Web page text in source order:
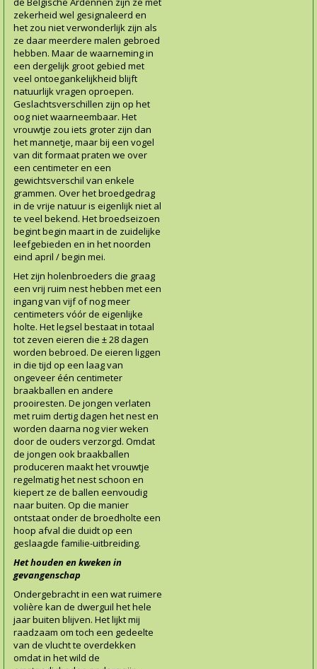
zekerheid wel gesignaleerd en
het zou niet verwonderlijk zijn als
ze daar meerdere malen gebroed
hebben. Maar de waarneming in
een dergelijk groot gebied met
veel ontoegankelijkheid blijft
natuurlijk vragen oproepen.
Geslachtsverschillen zijn op het
oog niet waarneembaar. Het
vrouwtje zou iets groter zijn dan
het mannetje, maar bij een vogel
van dit formaat praten we over
een centimeter en een
gewichtsverschil van enkele
grammen. Over het broedgedrag
in de vrije natuur is eigenlijk niet al
te veel bekend. Het broedseizoen
begint begin maart in de zuidelijke
leefgebieden en in het noorden
eind april / begin mei.
Het zijn holenbroeders die graag
een vrij ruim nest hebben met een
ingang van vijf of nog meer
centimeters vóór de eigenlijke
holte. Het legsel bestaat in totaal
tot zeven eieren die ± 28 dagen
worden bebroed. De eieren liggen
in die tijd op een laag van
ongeveer één centimeter
braakballen en andere
prooiresten. De jongen verlaten
met ruim dertig dagen het nest en
worden daarna nog vier weken
door de ouders verzorgd. Omdat
de jongen ook braakballen
produceren maakt het vrouwtje
regelmatig het nest schoon en
kiepert ze de ballen eenvoudig
naar buiten. Op die manier
ontstaat onder de broedholte een
hoop afval die duidt op een
geslaagde familie-uitbreiding.
Het houden en kweken in
gevangenschap
Ondergebracht in een wat ruimere
volière kan de dwerguil het hele
jaar buiten blijven. Het lijkt mij
raadzaam om toch een gedeelte
van de vlucht te overdekken
omdat in het wild de